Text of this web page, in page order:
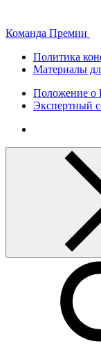
Команда Премии
Политика
Материалы
Положение о
Экспертный